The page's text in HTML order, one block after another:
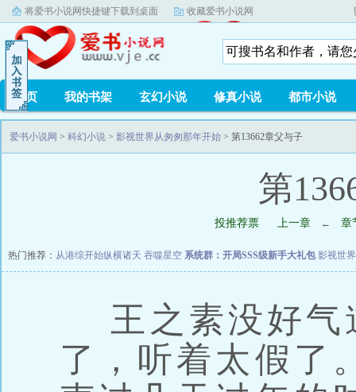
将爱书小说网快捷键下载到桌面 收藏爱书小说网
首页 我的书架 玄幻小说 修真小说 都市小说
爱书小说网 > 科幻小说 > 影视世界从匆匆那年开始 > 第13662章父与子
第
投推荐票 上一章 ← 章
热门推荐： 从港综开始纵横诸天 吞噬星空 系统群：开局SSS级新手大礼包影视世
王之素没好气
了，听着太假了